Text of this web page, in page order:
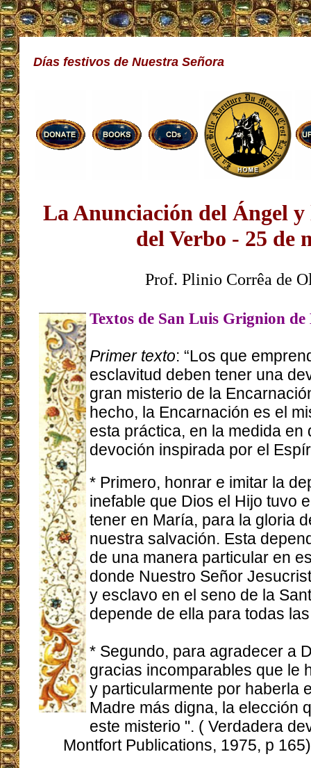
Días festivos de Nuestra Señora
La Anunciación del Ángel
del Verbo - 25 de
Prof. Plinio Corrêa de
Textos de San Luis Grignion
Primer texto: “Los que
esclavitud deben tener una
gran misterio de la
hecho, la Encarnación es el
esta práctica, en la medida en
devoción inspirada por el
* Primero, honrar e imitar la
inefable que Dios el Hijo tuvo
tener en María, para la gloria
nuestra salvación. Esta
de una manera particular en
donde Nuestro Señor
y esclavo en el seno de la
depende de ella para todas
* Segundo, para agradecer a
gracias incomparables que le
y particularmente por haberla
Madre más digna, la elección
este misterio ". ( Verdadera
Montfort Publications, 1975, p